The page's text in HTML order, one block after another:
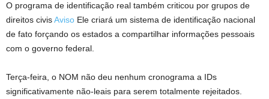
O programa de identificação real também criticou por grupos de
direitos civisAviso Ele criará um sistema de identificação nacional
de fato forçando os estados a compartilhar informações pessoais
com o governo federal.
Terça-feira, o NOM não deu nenhum cronograma a IDs
significativamente não-leais para serem totalmente rejeitados.